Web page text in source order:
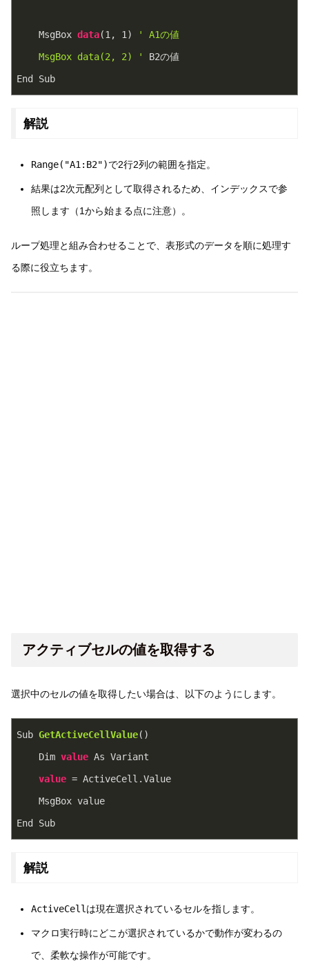
    MsgBox
data(1 , 1 )
' A1の値
    MsgBox data(2, 2) '
B2の値
End Sub
解説
Range("A1:B2")で2行2列の範囲を指定。
結果は2次元配列として取得されるため、インデックスで参
照します（1から始まる点に注意）。
ループ処理と組み合わせることで、表形式のデータを順に処理す
る際に役立ちます。
アクティブセルの値を取得する
選択中のセルの値を取得したい場合は、以下のようにします。
Sub GetActiveCellValue( )
    Dim
value As Variant
value = ActiveCell.Value
    MsgBox value
End Sub
解説
ActiveCellは現在選択されているセルを指します。
マクロ実行時にどこが選択されているかで動作が変わるの
で、柔軟な操作が可能です。